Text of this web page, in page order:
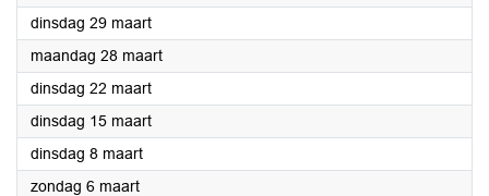
dinsdag 29 maart2022
maandag 28 maart2022
dinsdag 22 maart2022
dinsdag 15 maart2022
dinsdag 8 maart2022
zondag 6 maart2022